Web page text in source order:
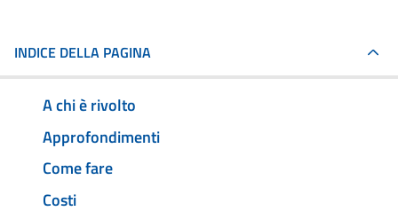
INDICE DELLA PAGINA
A chi è rivolto
Approfondimenti
Come fare
Costi